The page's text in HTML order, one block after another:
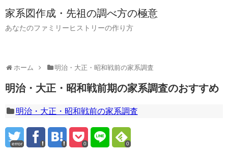
家系図作成・先祖の調べ方の極意
あなたのファミリーヒストリーの作り方
ホーム 明治・大正・昭和戦前の家系調査
明治・大正・昭和戦前期の家系調査のおすすめ
明治・大正・昭和戦前の家系調査
error 0 0